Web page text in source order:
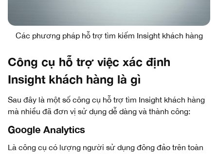
Các phương pháp hỗ trợ tìm kiếm Insight khách hàng
Công cụ hỗ trợ việc xác định
Insight khách hàng là gì
Sau đây là một số công cụ hỗ trợ tìm Insight khách hàng
mà nhiều đã đơn vị sử dụng dễ dàng và thành công:
Google Analytics
Là công cụ có lượng người sử dụng đông đảo trên toàn